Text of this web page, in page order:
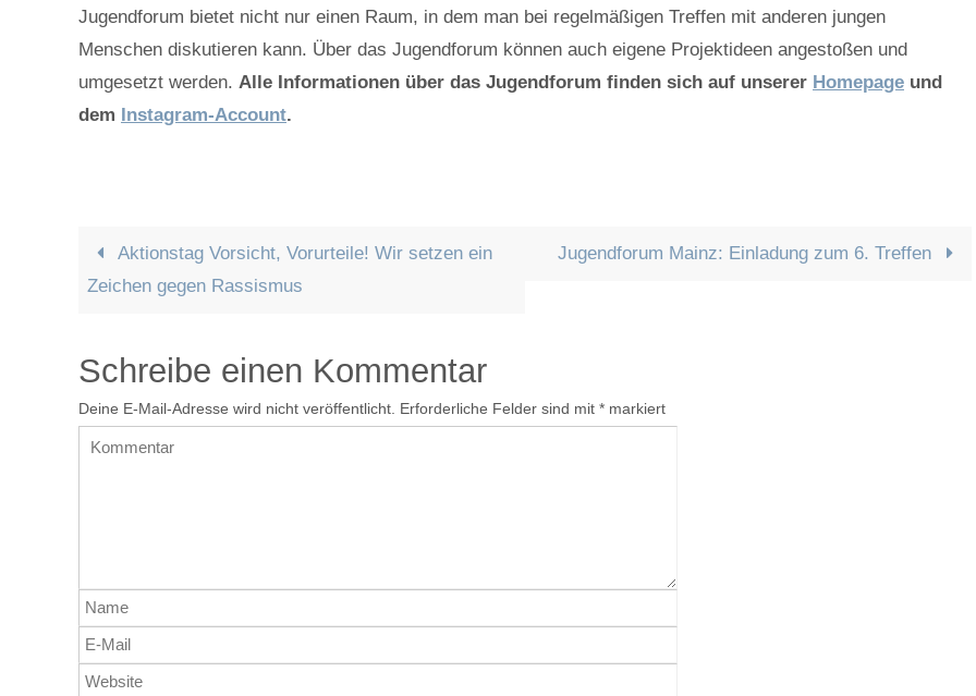
Jugendforum bietet nicht nur einen Raum, in dem man bei regelmäßigen Treffen mit anderen jungen
Menschen diskutieren kann. Über das Jugendforum können auch eigene Projektideen angestoßen und
umgesetzt werden. Alle Informationen über das Jugendforum finden sich auf unserer Homepage und
dem Instagram-Account.
Aktionstag Vorsicht, Vorurteile! Wir setzen ein
Zeichen gegen Rassismus
Jugendforum Mainz: Einladung zum 6. Treffen
Schreibe einen Kommentar
Deine E-Mail-Adresse wird nicht veröffentlicht. Erforderliche Felder sind mit * markiert